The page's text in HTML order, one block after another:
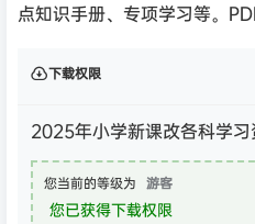
点知识手册、专项学习等。
下载权限
2025年小学新课改各科学
您当前的等级为 游客
您已获得下载权限